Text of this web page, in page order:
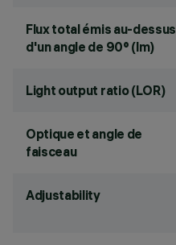
Flux total émis au-dessus
d'un angle de 90° (lm)
Light output ratio (LOR)
Optique et angle de
faisceau
Adjustability